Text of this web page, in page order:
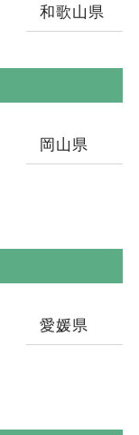
和歌山県
岡山県
愛媛県